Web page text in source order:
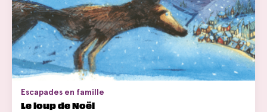
Escapades en famille
Le loup de Noël